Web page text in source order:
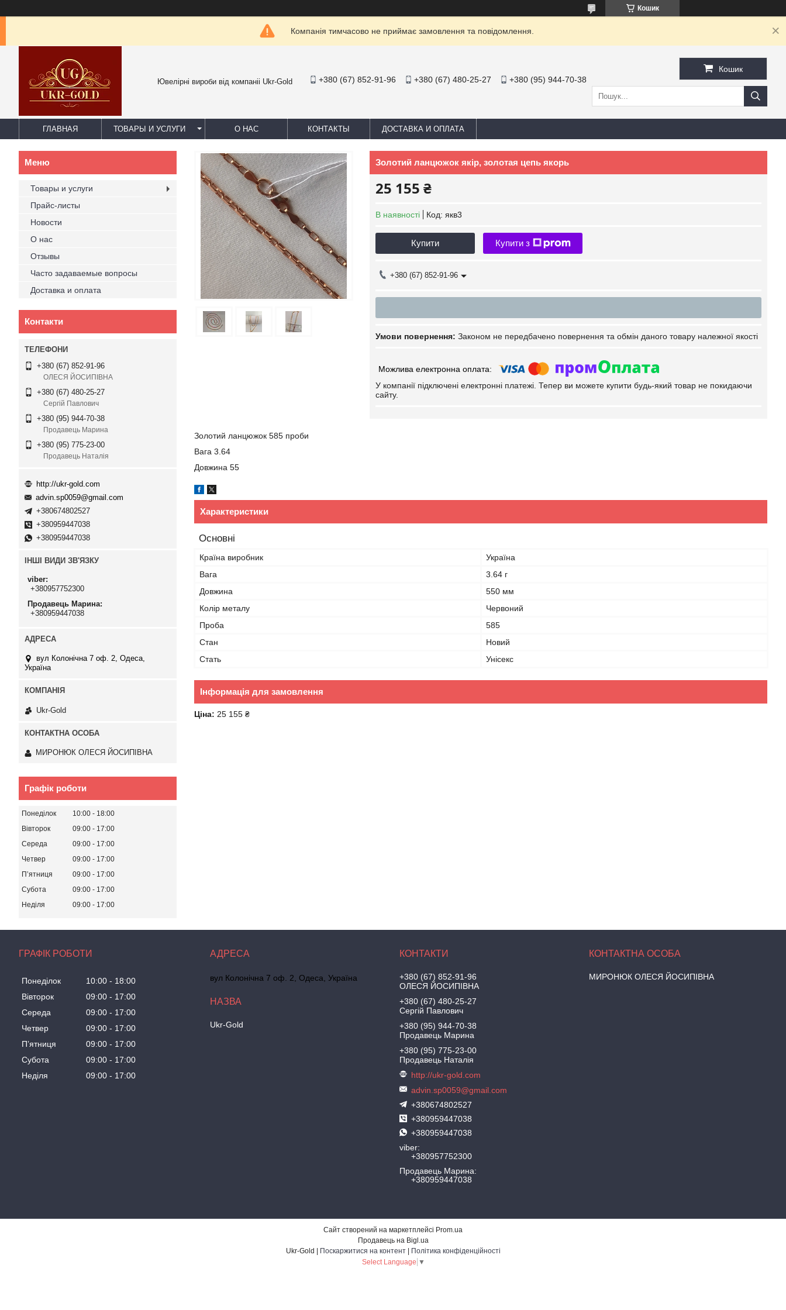
Кошик
Компанія тимчасово не приймає замовлення та повідомлення.
Ювелірні вироби від компаніі Ukr-Gold +380 (67) 852-91-96 +380 (67) 480-25-27 +380 (95) 944-70-38
Кошик
ГЛАВНАЯ ТОВАРЫ И УСЛУГИ О НАС КОНТАКТЫ ДОСТАВКА И ОПЛАТА
Золотий ланцюжок якір, золотая цепь якорь
25 155 ₴
В наявності Код: якв3
Купити Купити з
+380 (67) 852-91-96
Законом не передбачено повернення та обмін даного товару належної якості
У компанії підключені електронні платежі. Тепер ви можете купити будь-який товар не покидаючи
сайту.
Золотий ланцюжок 585 проби
Вага 3.64
Довжина 55
Характеристики
Основні
Країна виробник
Україна
Вага
3.64 г
Довжина
550 мм
Колір металу
Червоний
Проба
585
Стан
Новий
Стать
Унісекс
Інформація для замовлення
Ціна: 25 155 ₴
Товары и услуги
Прайс-листы
Новости
О нас
Отзывы
Часто задаваемые вопросы
Доставка и оплата
Контакти
+380 (67) 852-91-96
ОЛЕСЯ ЙОСИПІВНА
+380 (67) 480-25-27
Сергій Павлович
+380 (95) 944-70-38
Продавець Марина
+380 (95) 775-23-00
Продавець Наталія
http://ukr-gold.com
advin.sp0059@gmail.com
+380674802527
+380959447038
+380959447038
ІНШІ ВИДИ ЗВ'ЯЗКУ
viber
+380957752300
Продавець Марина
+380959447038
вул Колонічна 7 оф. 2, Одеса,
Україна
Ukr-Gold
МИРОНЮК ОЛЕСЯ ЙОСИПІВНА
Графік роботи
Понеділок 10:00
18:00
Вівторок
09:00
17:00
Середа
09:00
17:00
Четвер
09:00
17:00
Пʼятниця
09:00
17:00
Субота
09:00
17:00
Неділя
09:00 17:00
ГРАФІК РОБОТИ
Понеділок 10:00
18:00
Вівторок
09:00
17:00
Середа
09:00
17:00
Четвер
09:00
17:00
Пʼятниця
09:00
17:00
Субота
09:00
17:00
Неділя
09:00 17:00
вул Колонічна 7 оф. 2, Одеса, Україна
Ukr-Gold
+380 (67) 852-91-96
ОЛЕСЯ ЙОСИПІВНА
+380 (67) 480-25-27
Сергій Павлович
+380 (95) 944-70-38
Продавець Марина
+380 (95) 775-23-00
Продавець Наталія
http://ukr-gold.com
advin.sp0059@gmail.com
+380674802527
+380959447038
+380959447038
viber
+380957752300
Продавець Марина
+380959447038
МИРОНЮК ОЛЕСЯ ЙОСИПІВНА
Сайт створений на маркетплейсі Prom.ua
Продавець на Bigl.ua
Поскаржитися на контент
Політика конфіденційності
Select Language ▼